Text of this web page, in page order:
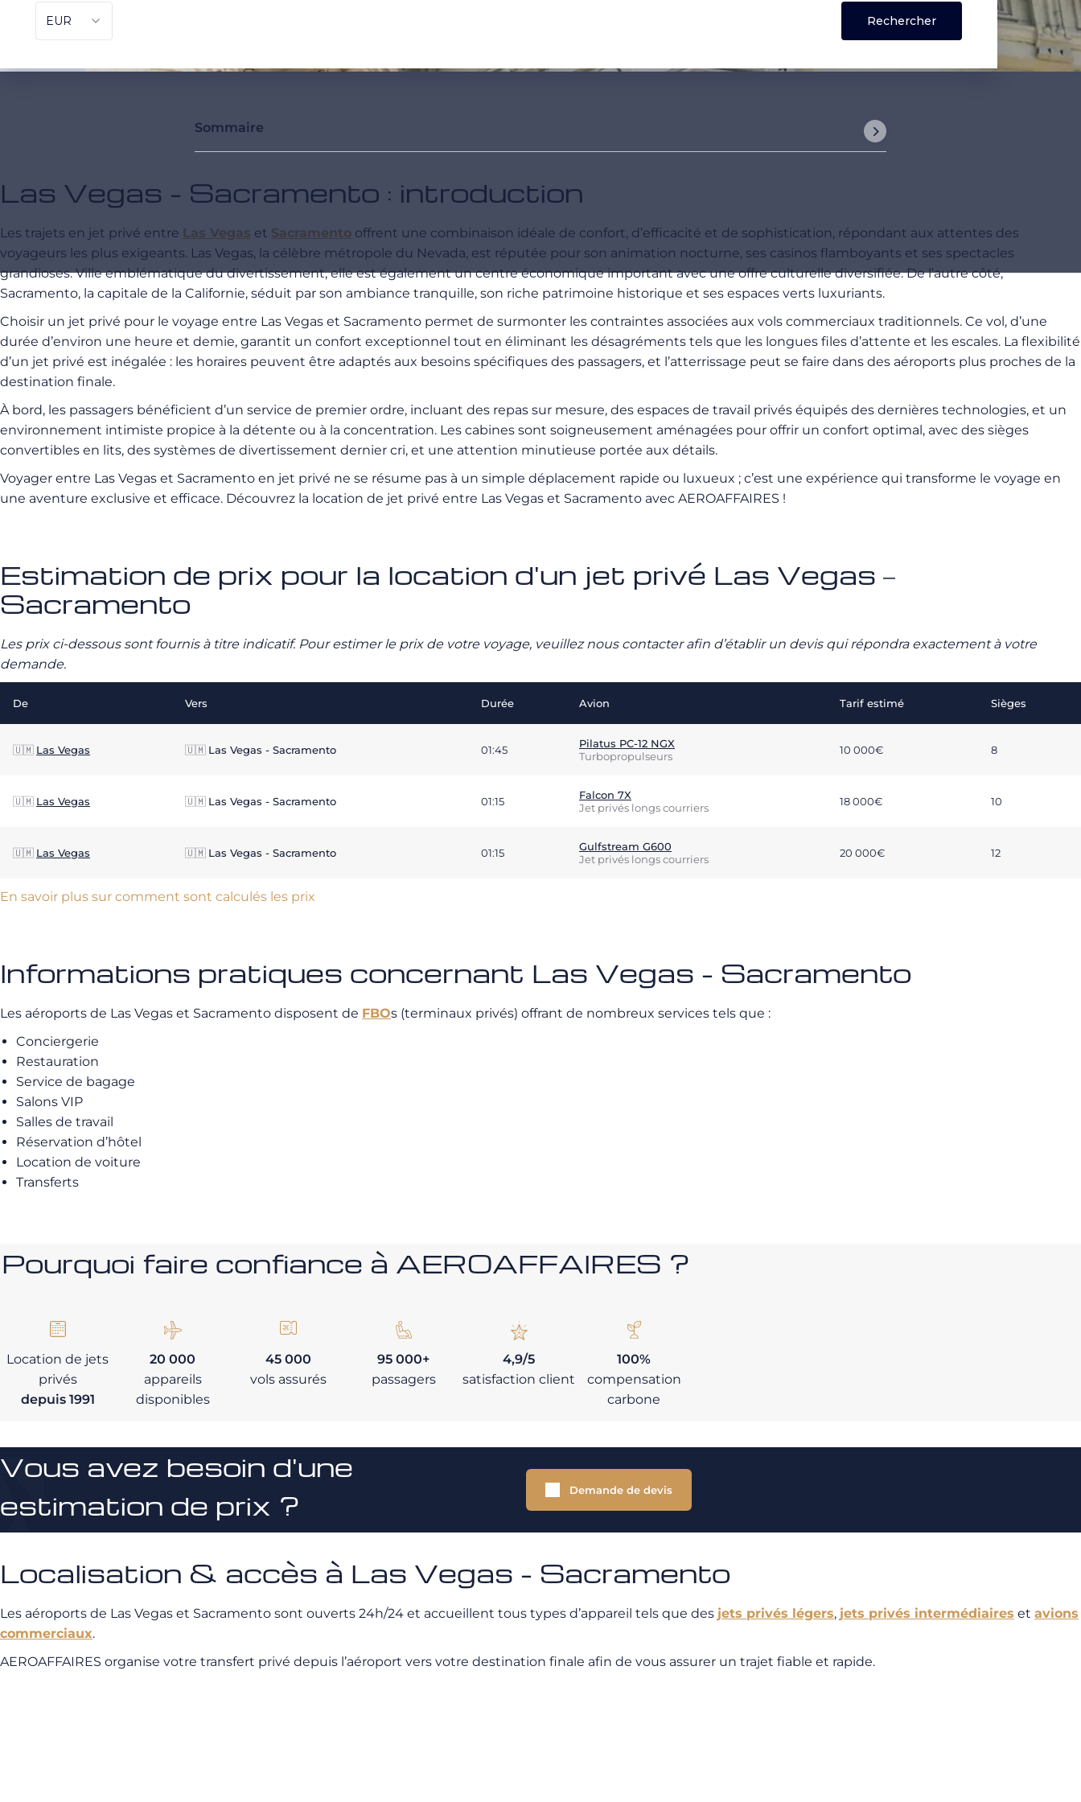
Sommaire
Las Vegas - Sacramento : introduction
Les trajets en jet privé entre Las Vegas et Sacramento offrent une combinaison idéale de confort, d’efficacité et de sophistication, répondant aux attentes des
voyageurs les plus exigeants. Las Vegas, la célèbre métropole du Nevada, est réputée pour son animation nocturne, ses casinos flamboyants et ses spectacles
grandioses. Ville emblématique du divertissement, elle est également un centre économique important avec une offre culturelle diversifiée. De l’autre côté,
Sacramento, la capitale de la Californie, séduit par son ambiance tranquille, son riche patrimoine historique et ses espaces verts luxuriants.
Choisir un jet privé pour le voyage entre Las Vegas et Sacramento permet de surmonter les contraintes associées aux vols commerciaux traditionnels. Ce vol, d’une
durée d’environ une heure et demie, garantit un confort exceptionnel tout en éliminant les désagréments tels que les longues files d’attente et les escales. La flexibilité
d’un jet privé est inégalée : les horaires peuvent être adaptés aux besoins spécifiques des passagers, et l’atterrissage peut se faire dans des aéroports plus proches de la
destination finale.
À bord, les passagers bénéficient d’un service de premier ordre, incluant des repas sur mesure, des espaces de travail privés équipés des dernières technologies, et un
environnement intimiste propice à la détente ou à la concentration. Les cabines sont soigneusement aménagées pour offrir un confort optimal, avec des sièges
convertibles en lits, des systèmes de divertissement dernier cri, et une attention minutieuse portée aux détails.
Voyager entre Las Vegas et Sacramento en jet privé ne se résume pas à un simple déplacement rapide ou luxueux ; c’est une expérience qui transforme le voyage en
une aventure exclusive et efficace. Découvrez la location de jet privé entre Las Vegas et Sacramento avec AEROAFFAIRES !
Estimation de prix pour la location d'un jet privé Las Vegas –
Sacramento
Les prix ci-dessous sont fournis à titre indicatif. Pour estimer le prix de votre voyage, veuillez nous contacter afin d’établir un devis qui répondra exactement à votre
demande.
De Vers Durée Avion Tarif estimé Sièges
🇺🇲 Las Vegas 🇺🇲 Las Vegas - Sacramento 01:45
Pilatus PC-12 NGX
Turbopropulseurs
10 000€ 8
🇺🇲 Las Vegas 🇺🇲 Las Vegas - Sacramento 01:15
Falcon 7X
Jet privés longs courriers
18 000€ 10
🇺🇲 Las Vegas 🇺🇲 Las Vegas - Sacramento 01:15
Gulfstream G600
Jet privés longs courriers
20 000€ 12
En savoir plus sur comment sont calculés les prix
Informations pratiques concernant Las Vegas - Sacramento
Les aéroports de Las Vegas et Sacramento disposent de FBOs (terminaux privés) offrant de nombreux services tels que :
Conciergerie
Restauration
Service de bagage
Salons VIP
Salles de travail
Réservation d’hôtel
Location de voiture
Transferts
Pourquoi faire confiance à AEROAFFAIRES ?
Location de jets
privés
depuis 1991
20 000
appareils
disponibles
45 000
vols assurés
95 000+
passagers
4,9/5
satisfaction client
100%
compensation
carbone
Vous avez besoin d'une
estimation de prix ?
Demande de devis
Localisation & accès à Las Vegas - Sacramento
Les aéroports de Las Vegas et Sacramento sont ouverts 24h/24 et accueillent tous types d’appareil tels que des jets privés légers, jets privés intermédiaires et avions
commerciaux.
AEROAFFAIRES organise votre transfert privé depuis l’aéroport vers votre destination finale afin de vous assurer un trajet fiable et rapide.